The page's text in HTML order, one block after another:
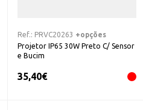
Ref.: PRVC20263 +opções
Projetor IP65 30W Preto C/ Sensor
e Bucim
35,40€